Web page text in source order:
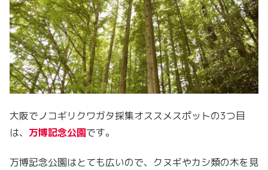
大阪でノコギリクワガタ採集オススメスポットの3つ目
は、 万博記念公園です。
万博記念公園はとても広いので、クヌギやカシ類の木を見